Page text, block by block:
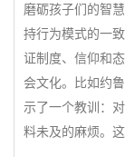
磨砺孩子们的智
持行为模式的一
证制度、信仰和
会文化。比如约
示了一个教训：
料未及的麻烦。